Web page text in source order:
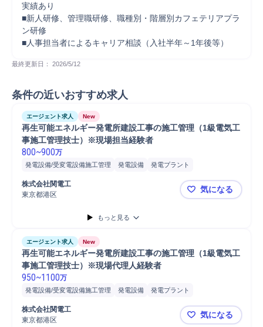
実績あり
■新人研修、管理職研修、職種別・階層別カフェテリアプラ
ン研修
■人事担当者によるキャリア相談（入社半年～1年後等）
最終更新日： 2026/5/12
条件の近いおすすめ求人
エージェント求人 New
再生可能エネルギー発電所建設工事の施工管理（1級電気工
事施工管理技士）※現場担当経験者
800~900万
発電設備/受変電設備施工管理 発電設備
発電プラント
発電所施工管理
施工管理技士
工事監理
エネルギー/ソーラーパネルプラ...
電気プラント
株式会社関電工
東京都港区
再生可能エ
気になる
もっと見る
エージェント求人 New
再生可能エネルギー発電所建設工事の施工管理（1級電気工
事施工管理技士）※現場代理人経験者
950~1100万
発電設備/受変電設備施工管理 発電設備
発電プラント
発電所施工管理
電気プラント
工事進捗管理
株式会社関電工
東京都港区
再生可能エ
気になる